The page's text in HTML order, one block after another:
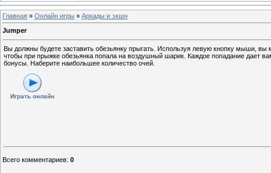
Главная » Онлайн игры » Аркады и экшн
Jumper
Вы должны будете заставить обезьянку прыгать. Используя левую кнопку мыши, вы
чтобы при прыжке обезьянка попала на воздушный шарик. Каждое попадание дает
бонусы. Наберите наибольшее количество очей.
Играть онлайн
Всего комментариев: 0